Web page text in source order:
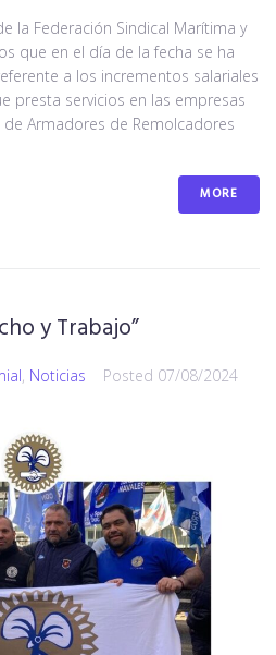
la Federación Sindical Marítima y
que en el día de la fecha se ha
a los incrementos salariales
presta servicios en las empresas
Armadores de Remolcadores
MORE
y Trabajo”
, Noticias Posted 07/08/2024